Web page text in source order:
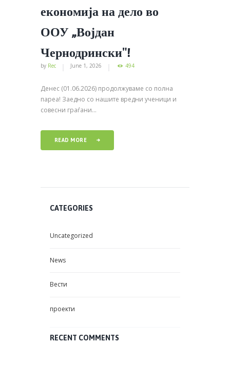
економија на дело во
ООУ „Војдан
Чернодрински″!
by Rec June 1, 2026 494
Денес (01.06.2026) продолжуваме со полна
пареа! Заедно со нашите вредни ученици и
совесни граѓани...
READ MORE
CATEGORIES
Uncategorized
News
Вести
проекти
RECENT COMMENTS